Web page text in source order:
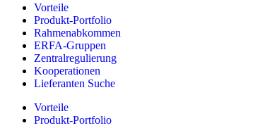
Vorteile
Produkt-Portfolio
Rahmenabkommen
ERFA-Gruppen
Zentralregulierung
Kooperationen
Lieferanten Suche
Vorteile
Produkt-Portfolio